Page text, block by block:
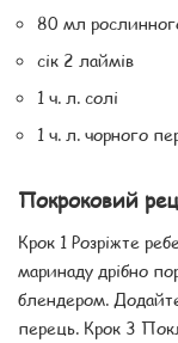
80 мл
сік 2 лаймів
1 ч. л. солі
1 ч. л. чорного
Покроковий
Крок 1 Розріжте
маринаду дрібно
блендером.
перець. Крок 3